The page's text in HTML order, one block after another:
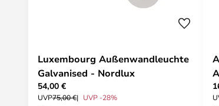
Luxembourg Außenwandleuchte
Galvanised - Nordlux
54,00 €
UVP75,00 € UVP -28%